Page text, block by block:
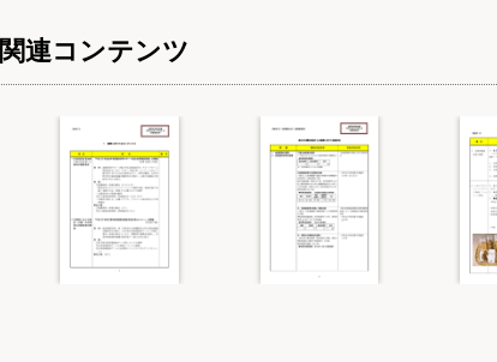
関連コンテンツ